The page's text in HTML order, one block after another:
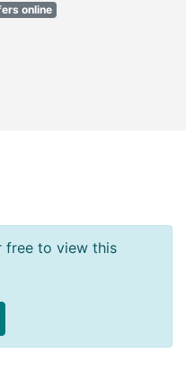
online
free to view this